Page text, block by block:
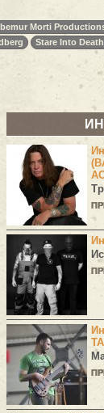
Morti
Stare Into